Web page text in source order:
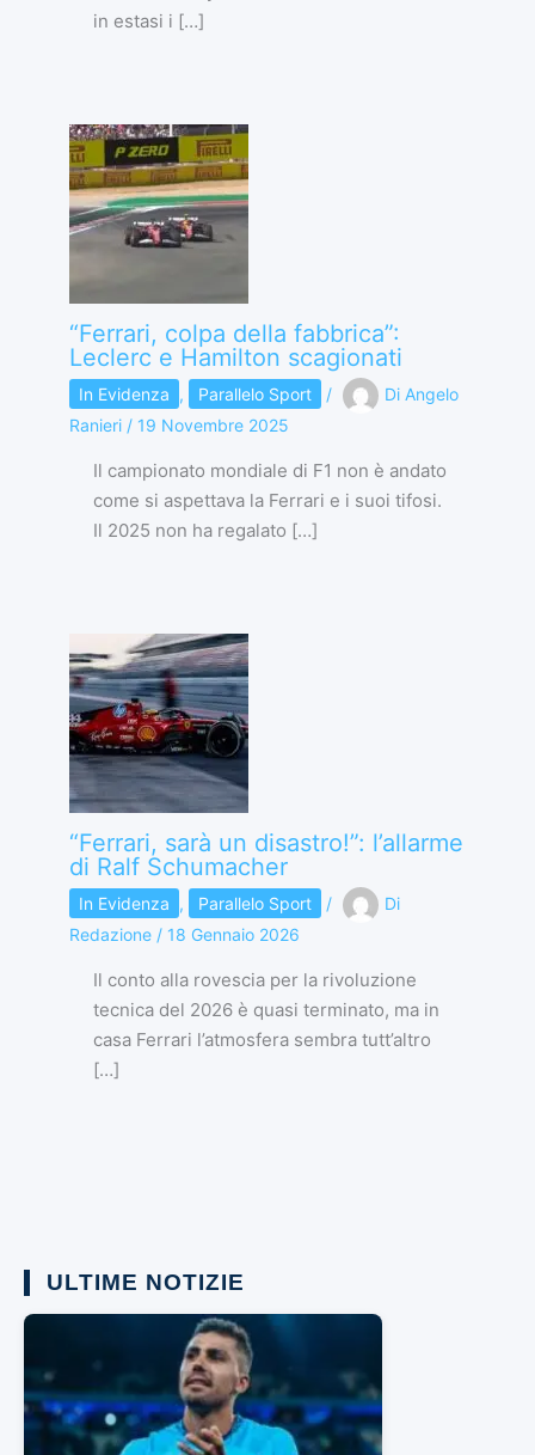
in estasi i […]
“Ferrari, colpa della fabbrica”:
Leclerc e Hamilton scagionati
In Evidenza , Parallelo Sport / Di Angelo
Ranieri / 19 Novembre 2025
Il campionato mondiale di F1 non è andato
come si aspettava la Ferrari e i suoi tifosi.
Il 2025 non ha regalato […]
“Ferrari, sarà un disastro!”: l’allarme
di Ralf Schumacher
In Evidenza , Parallelo Sport /
Di
Redazione / 18 Gennaio 2026
Il conto alla rovescia per la rivoluzione
tecnica del 2026 è quasi terminato, ma in
casa Ferrari l’atmosfera sembra tutt’altro
[…]
ULTIME NOTIZIE